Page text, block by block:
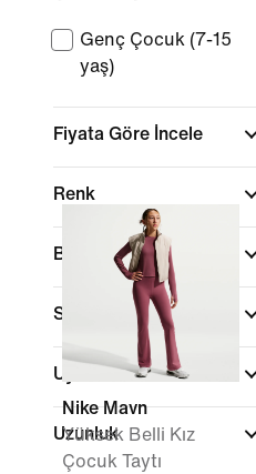
Genç Çocuk (7-15
yaş)
Fiyata Göre İncele
Renk
Beden/Numara Aralığı
Spor
Uyum
Uzunluk
Nike Mavn
Yüksek Belli Kız
Çocuk Taytı